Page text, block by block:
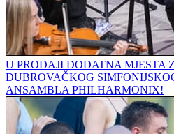
U PRODAJI DODATNA MJESTA
DUBROVAČKOG
ANSAMBLA PHILHARMONIX!